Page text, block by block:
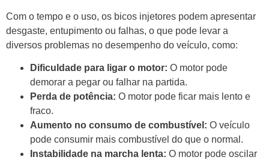
Com o tempo e o uso, os bicos injetores podem apresentar
desgaste, entupimento ou falhas, o que pode levar a
diversos problemas no desempenho do veículo, como:
Dificuldade para ligar o motor: O motor pode
demorar a pegar ou falhar na partida.
Perda de potência: O motor pode ficar mais lento e
fraco.
Aumento no consumo de combustível: O veículo
pode consumir mais combustível do que o normal.
Instabilidade na marcha lenta: O motor pode oscilar